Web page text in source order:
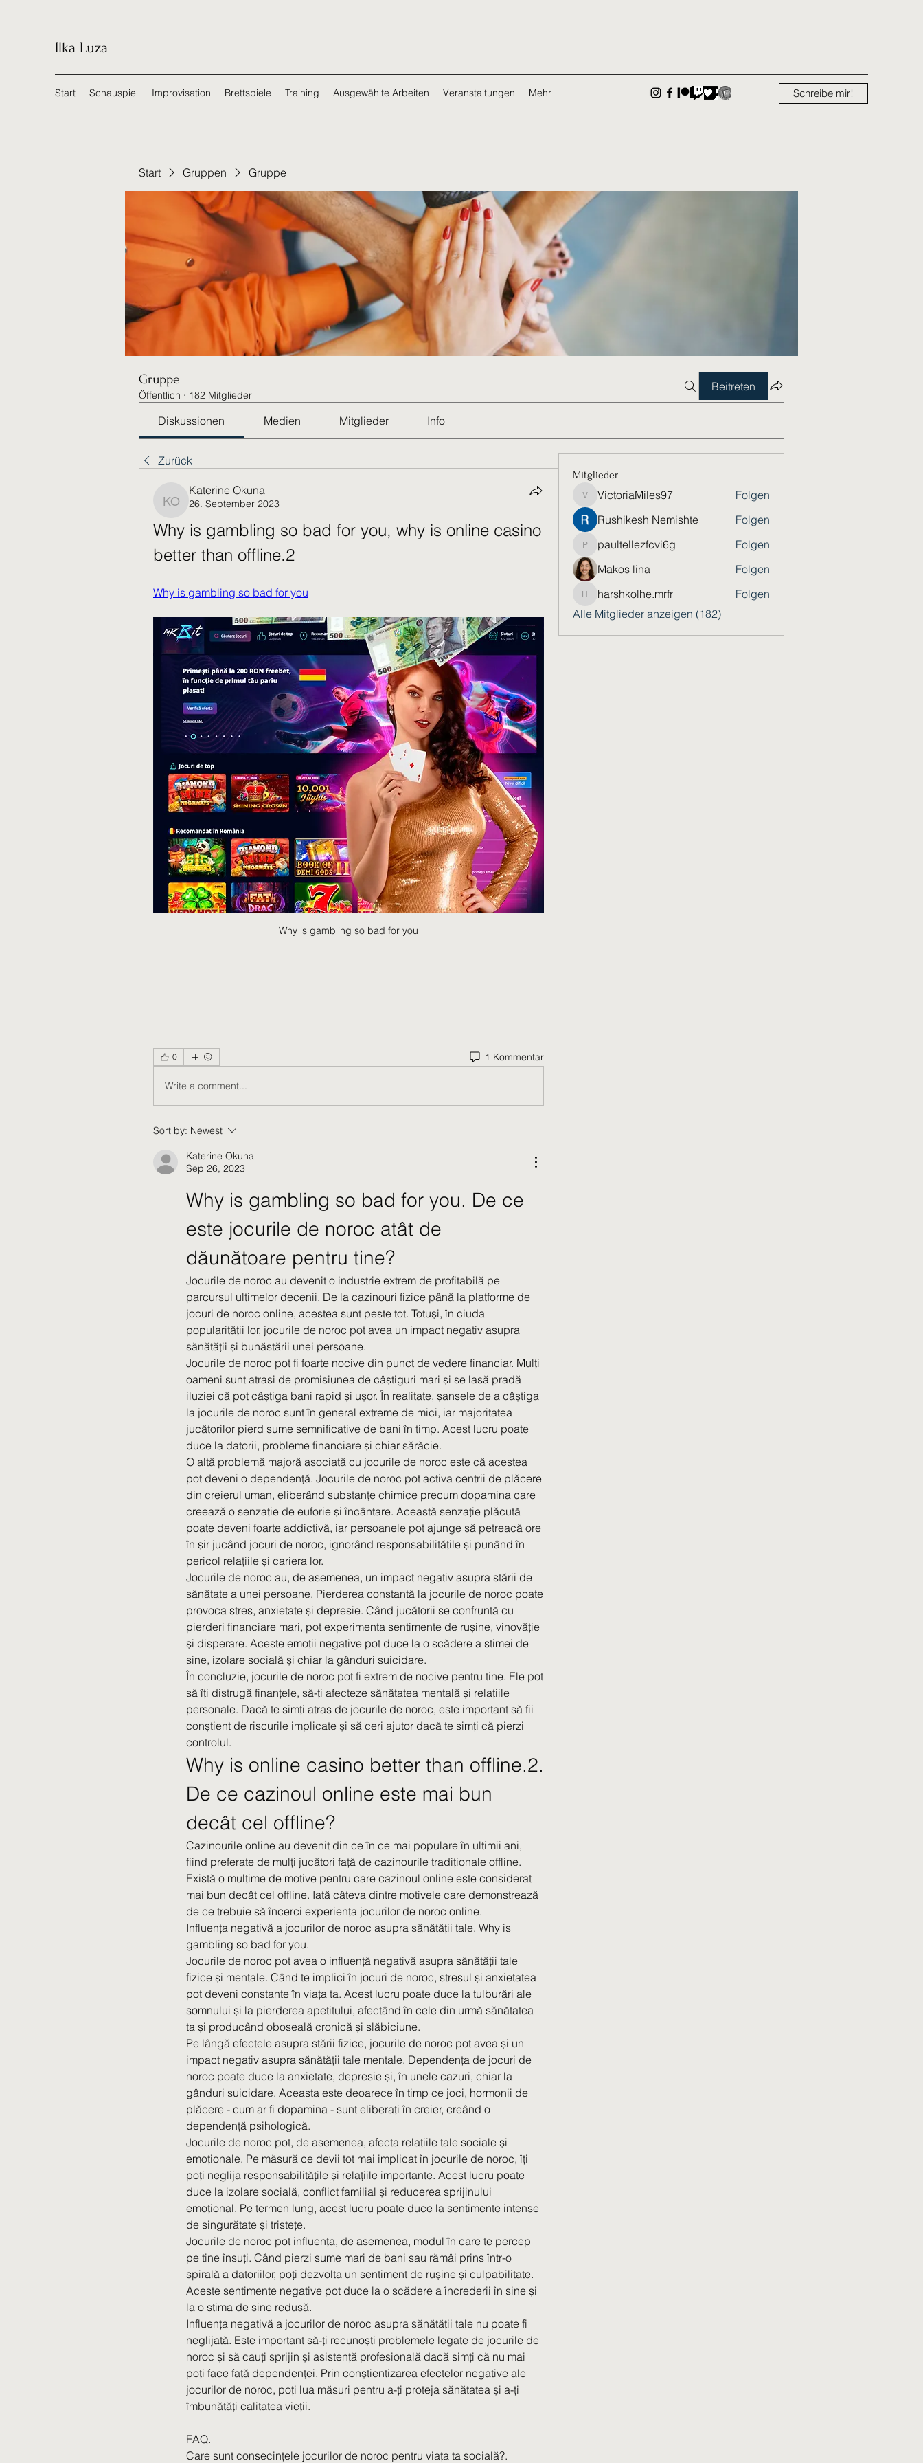
Ilka Luza
Start Schauspiel Improvisation Brettspiele Training Ausgewählte Arbeiten Veranstaltungen Mehr Schreibe mir!
Start Gruppen Gruppe
Gruppe
Öffentlich · 182 Mitglieder
Beitreten
Diskussionen Medien Mitglieder Info
Zurück
Katerine Okuna
Katerine Okuna
26. September 2023
Why is gambling so bad for you, why is online casino
better than offline.2
Why is gambling so bad for you
Why is gambling so bad for you
0 1 Kommentar
Write a comment...
Sort by: Newest
Katerine Okuna
Sep 26, 2023
Why is gambling so bad for you. De ce
este jocurile de noroc atât de
dăunătoare pentru tine?
Jocurile de noroc au devenit o industrie extrem de profitabilă pe
parcursul ultimelor decenii. De la cazinouri fizice până la platforme de
jocuri de noroc online, acestea sunt peste tot. Totuși, în ciuda
popularității lor, jocurile de noroc pot avea un impact negativ asupra
sănătății și bunăstării unei persoane.
Jocurile de noroc pot fi foarte nocive din punct de vedere financiar. Mulți
oameni sunt atrasi de promisiunea de câștiguri mari și se lasă pradă
iluziei că pot câștiga bani rapid și ușor. În realitate, șansele de a câștiga
la jocurile de noroc sunt în general extreme de mici, iar majoritatea
jucătorilor pierd sume semnificative de bani în timp. Acest lucru poate
duce la datorii, probleme financiare și chiar sărăcie.
O altă problemă majoră asociată cu jocurile de noroc este că acestea
pot deveni o dependență. Jocurile de noroc pot activa centrii de plăcere
din creierul uman, eliberând substanțe chimice precum dopamina care
creează o senzație de euforie și încântare. Această senzație plăcută
poate deveni foarte addictivă, iar persoanele pot ajunge să petreacă ore
în șir jucând jocuri de noroc, ignorând responsabilitățile și punând în
pericol relațiile și cariera lor.
Jocurile de noroc au, de asemenea, un impact negativ asupra stării de
sănătate a unei persoane. Pierderea constantă la jocurile de noroc poate
provoca stres, anxietate și depresie. Când jucătorii se confruntă cu
pierderi financiare mari, pot experimenta sentimente de rușine, vinovăție
și disperare. Aceste emoții negative pot duce la o scădere a stimei de
sine, izolare socială și chiar la gânduri suicidare.
În concluzie, jocurile de noroc pot fi extrem de nocive pentru tine. Ele pot
să îți distrugă finanțele, să-ți afecteze sănătatea mentală și relațiile
personale. Dacă te simți atras de jocurile de noroc, este important să fii
conștient de riscurile implicate și să ceri ajutor dacă te simți că pierzi
controlul.
Why is online casino better than offline.2.
De ce cazinoul online este mai bun
decât cel offline?
Cazinourile online au devenit din ce în ce mai populare în ultimii ani,
fiind preferate de mulți jucători față de cazinourile tradiționale offline.
Există o mulțime de motive pentru care cazinoul online este considerat
mai bun decât cel offline. Iată câteva dintre motivele care demonstrează
de ce trebuie să încerci experiența jocurilor de noroc online.
Influența negativă a jocurilor de noroc asupra sănătății tale. Why is
gambling so bad for you.
Jocurile de noroc pot avea o influență negativă asupra sănătății tale
fizice și mentale. Când te implici în jocuri de noroc, stresul și anxietatea
pot deveni constante în viața ta. Acest lucru poate duce la tulburări ale
somnului și la pierderea apetitului, afectând în cele din urmă sănătatea
ta și producând oboseală cronică și slăbiciune.
Pe lângă efectele asupra stării fizice, jocurile de noroc pot avea și un
impact negativ asupra sănătății tale mentale. Dependența de jocuri de
noroc poate duce la anxietate, depresie și, în unele cazuri, chiar la
gânduri suicidare. Aceasta este deoarece în timp ce joci, hormonii de
plăcere - cum ar fi dopamina - sunt eliberați în creier, creând o
dependență psihologică.
Jocurile de noroc pot, de asemenea, afecta relațiile tale sociale și
emoționale. Pe măsură ce devii tot mai implicat în jocurile de noroc, îți
poți neglija responsabilitățile și relațiile importante. Acest lucru poate
duce la izolare socială, conflict familial și reducerea sprijinului
emoțional. Pe termen lung, acest lucru poate duce la sentimente intense
de singurătate și tristețe.
Jocurile de noroc pot influența, de asemenea, modul în care te percep
pe tine însuți. Când pierzi sume mari de bani sau rămâi prins într-o
spirală a datoriilor, poți dezvolta un sentiment de rușine și culpabilitate.
Aceste sentimente negative pot duce la o scădere a încrederii în sine și
la o stima de sine redusă.
Influența negativă a jocurilor de noroc asupra sănătății tale nu poate fi
neglijată. Este important să-ți recunoști problemele legate de jocurile de
noroc și să cauți sprijin și asistență profesională dacă simți că nu mai
poți face față dependenței. Prin conștientizarea efectelor negative ale
jocurilor de noroc, poți lua măsuri pentru a-ți proteja sănătatea și a-ți
îmbunătăți calitatea vieții.
FAQ.
Care sunt consecințele jocurilor de noroc pentru viața ta socială?.
Mitglieder
VictoriaMiles97
VictoriaMiles97
Folgen
Rushikesh Nemishte
Folgen
paultellezfcvi6g
paultellezfcvi6g
Folgen
Makos lina
Folgen
harshkolhe.mrfr
harshkolhe.mrfr
Folgen
Alle Mitglieder anzeigen (182)